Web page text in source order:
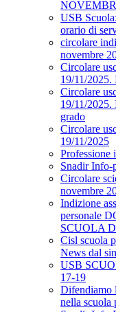
USB
orario di
circolare
novembre
Circolare
19/11/2025.
Circolare
19/11/2025.
grado
Circolare
19/11/2025
Professione
Snadir Info-
Circolare
novembre
Indizione
personale
SCUOLA
Cisl scuola
News dal
USB
17-19
Difendiamo
nella scuola